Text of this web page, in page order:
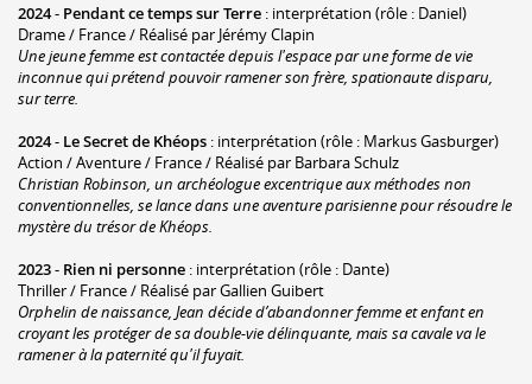
2024- Pendant ce temps sur Terre : interprétation (rôle : Daniel)
Drame / France / Réalisé par Jérémy Clapin
Une jeune femme est contactée depuis l'espace par une forme de vie
inconnue qui prétend pouvoir ramener son frère, spationaute disparu,
sur terre.
2024- Le Secret de Khéops : interprétation (rôle : Markus Gasburger)
Action / Aventure / France / Réalisé par Barbara Schulz
Christian Robinson, un archéologue excentrique aux méthodes non
conventionnelles, se lance dans une aventure parisienne pour résoudre le
mystère du trésor de Khéops.
2023- Rien ni personne : interprétation (rôle : Dante)
Thriller / France / Réalisé par Gallien Guibert
Orphelin de naissance, Jean décide d’abandonner femme et enfant en
croyant les protéger de sa double-vie délinquante, mais sa cavale va le
ramener à la paternité qu'il fuyait.